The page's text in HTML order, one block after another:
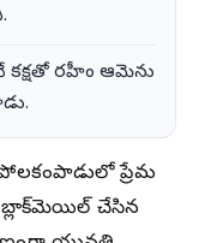
కక్షతో రహీం ఆమెను
ప్రేమ
చేసిన